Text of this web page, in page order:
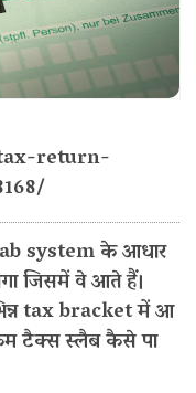
return-
system के आधार
जिसमें वे आते हैं।
tax bracket में आ
टैक्स स्लैब कैसे पा